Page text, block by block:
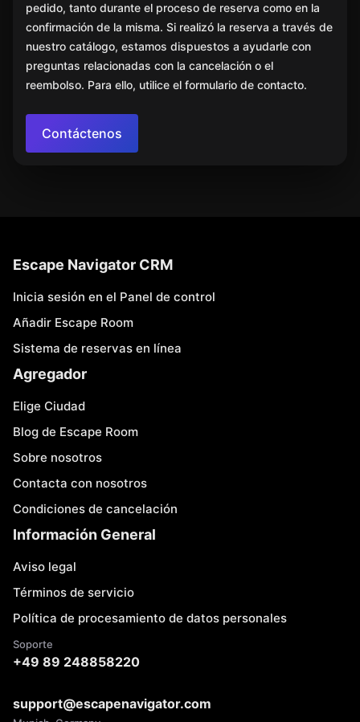
pedido, tanto durante el proceso de reserva como en la
confirmación de la misma. Si realizó la reserva a través de
nuestro catálogo, estamos dispuestos a ayudarle con
preguntas relacionadas con la cancelación o el
reembolso. Para ello, utilice el formulario de contacto.
Contáctenos
Escape Navigator CRM
Inicia sesión en el Panel de control
Añadir Escape Room
Sistema de reservas en línea
Agregador
Elige Ciudad
Blog de Escape Room
Sobre nosotros
Contacta con nosotros
Condiciones de cancelación
Información General
Aviso legal
Términos de servicio
Política de procesamiento de datos personales
Soporte
+49 89 248858220
support@escapenavigator.com